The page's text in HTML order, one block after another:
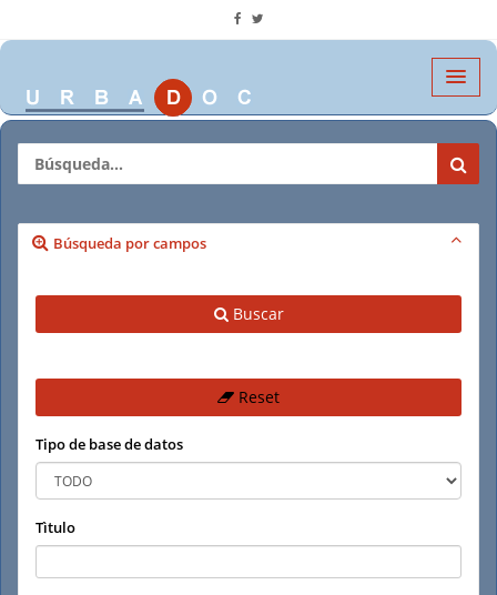
Búsqueda por campos
Buscar
Reset
Tipo de base de datos
Tìtulo